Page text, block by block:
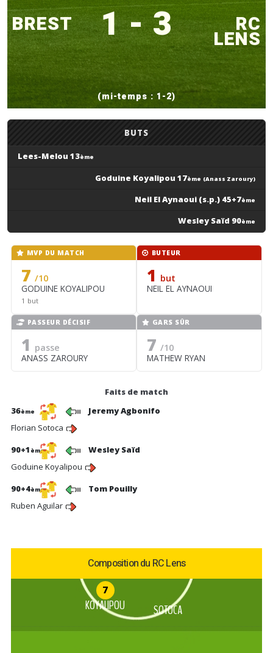
BREST 1 - 3 RC
LENS
(mi-temps : 1-2)
BUTS
Lees-Melou 13ème
Goduine Koyalipou 17ème (Anass Zaroury)
Neil El Aynaoui (s.p.) 45+7ème
Wesley Saïd 90ème
MVP DU MATCH
7 /10
GODUINE KOYALIPOU
1 but
BUTEUR
1 but
NEIL EL AYNAOUI
PASSEUR DÉCISIF
1 passe
ANASS ZAROURY
GARS SÛR
7 /10
MATHEW RYAN
Faits de match
36ème
Jeremy Agbonifo
Florian Sotoca
90+1 ème
Wesley Saïd
Goduine Koyalipou
90+4ème
Tom Pouilly
Ruben Aguilar
Composition du RC Lens
7
KOYALIPOU SOTOCA